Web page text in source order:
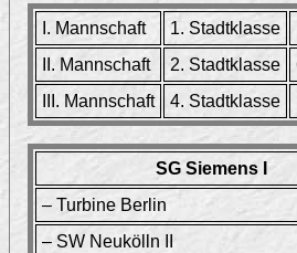
I. Mannschaft 1. Stadtklasse
II. Mannschaft
2. Stadtklasse
III. Mannschaft
4. Stadtklasse
SG Siemens I
– Turbine Berlin
– SW Neukölln II